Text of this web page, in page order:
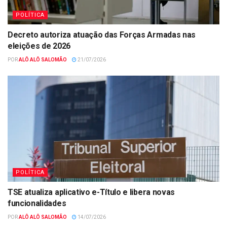
POLÍTICA
Decreto autoriza atuação das Forças Armadas nas
eleições de 2026
PORALÔ ALÔ SALOMÃO 21/07/2026
POLÍTICA
TSE atualiza aplicativo e-Título e libera novas
funcionalidades
PORALÔ ALÔ SALOMÃO 14/07/2026